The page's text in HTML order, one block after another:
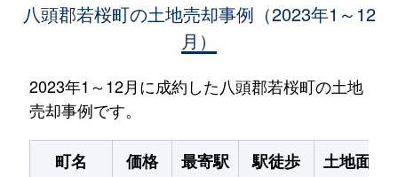
八頭郡若桜町の土地売却事例（2023年1～12
月）
2023年1～12月に成約した八頭郡若桜町の土地
売却事例です。
町名 価格 最寄駅 駅徒歩
土地面積